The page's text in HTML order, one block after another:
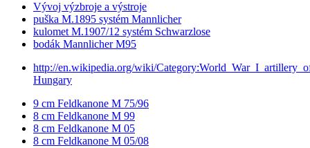
Vývoj výzbroje a výstroje
puška M.1895 systém Mannlicher
kulomet M.1907/12 systém Schwarzlose
bodák Mannlicher M95
http://en.wikipedia.org/wiki/
Hungary
9 cm Feldkanone M 75/96
8 cm Feldkanone M 99
8 cm Feldkanone M 05
8 cm Feldkanone M 05/08